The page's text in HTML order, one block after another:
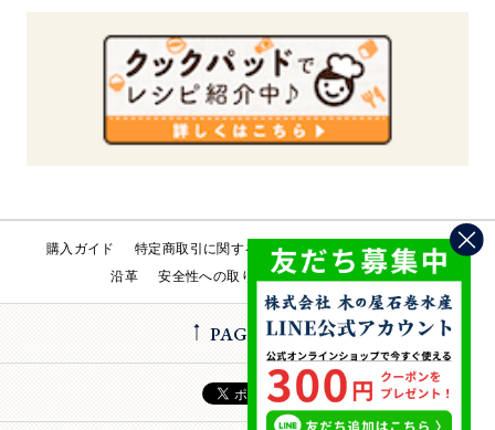
購入ガイド 特定商取引に関する法律 会社概要
工場直売所
沿革
安全性への取り組み お問い合わせ
PAGE TOP